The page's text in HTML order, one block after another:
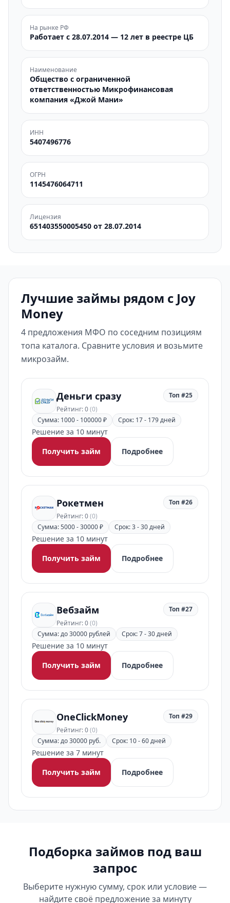
На рынке РФ
Работает с 28.07.2014 — 12 лет в реестре ЦБ
Наименование
Общество с ограниченной
ответственностью Микрофинансовая
компания «Джой Мани»
ИНН
5407496776
ОГРН
1145476064711
Лицензия
651403550005450 от 28.07.2014
Лучшие займы рядом с Joy
Money
4 предложения МФО по соседним позициям
топа каталога. Сравните условия и возьмите
микрозайм.
Деньги сразу
Рейтинг: 0(0)
Топ #25
Сумма: 1000 - 100000 ₽ Срок: 17 - 179 дней
Решение за 10 минут
Получить займ
Подробнее
Рокетмен
Рейтинг: 0(0)
Топ #26
Сумма: 5000 - 30000 ₽ Срок: 3 - 30 дней
Решение за 10 минут
Получить займ
Подробнее
Вебзайм
Рейтинг: 0(0)
Топ #27
Сумма: до 30000 рублей Срок: 7 - 30 дней
Решение за 10 минут
Получить займ
Подробнее
OneClickMoney
Рейтинг: 0(0)
Топ #29
Сумма: до 30000 руб. Срок: 10 - 60 дней
Решение за 7 минут
Получить займ
Подробнее
Подборка займов под ваш
запрос
Выберите нужную сумму, срок или условие —
найдите своё предложение за минуту